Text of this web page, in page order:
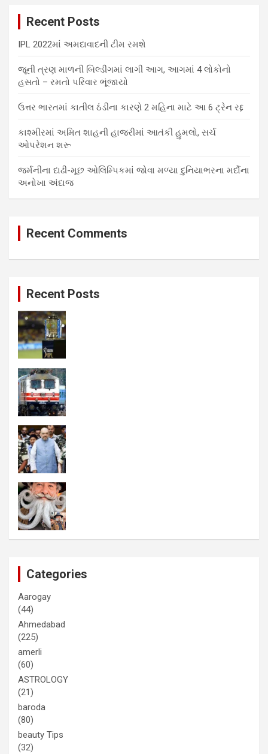
Recent Posts
IPL 2022માં અમદાવાદની ટીમ રમશે
જૂની ત્રણ માળની બિલ્ડીંગમાં લાગી આગ, આગમાં 4 લોકોનો
હસતો – રમતો પરિવાર ભૂંજાયો
ઉત્તર ભારતમાં કાતીલ ઠંડીના કારણે 2 મહિના માટે આ 6 ટ્રેન રદ્દ
કાશ્મીરમાં અમિત શાહની હાજરીમાં આતંકી હુમલો, સર્ચ
ઓપરેશન શરૂ
જર્મનીના દાઢી-મૂછ ઓલિમ્પિકમાં જોવા મળ્યા દુનિયાભરના મર્દોના
અનોખા અંદાજ
Recent Comments
Recent Posts
Categories
Aarogay
(44)
Ahmedabad
(225)
amerli
(60)
ASTROLOGY
(21)
baroda
(80)
beauty Tips
(32)